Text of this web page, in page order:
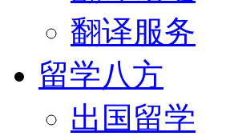
翻译服务
留学八方
出国留学